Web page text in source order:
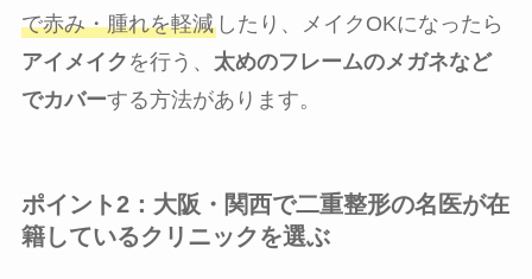
で赤み・腫れを軽減したり、メイクOKになったら
アイメイク を行う、 太めのフレームのメガネなど
でカバーする方法があります。
ポイント2：大阪・関西で二重整形の名医が在
籍しているクリニックを選ぶ